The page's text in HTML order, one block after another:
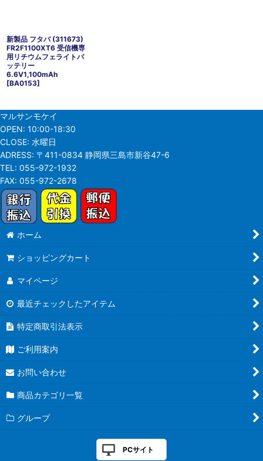
新製品 フタバ (311673)
FR2F1100XT6 受信機専
用リチウムフェライトバ
ッテリー
6.6V1,100mAh
[BA0153]
マルサンモケイ
OPEN: 10:00-18:30
CLOSE: 水曜日
ADRESS: 〒411-0834 静岡県三島市新谷47-6
TEL: 055-972-1932
FAX: 055-972-2678
ホーム
ショッピングカート
マイページ
最近チェックしたアイテム
特定商取引法表示
ご利用案内
お問い合わせ
商品カテゴリ一覧
グループ
PCサイト